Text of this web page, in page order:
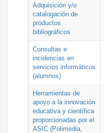
Adquisición y/o
catalogación de
productos
bibliográficos
Consultas e
incidencias en
servicios informáticos
(alumnos)
Herramientas de
apoyo a la innovación
educativa y científica
proporcionadas por el
ASIC (Polimedia,